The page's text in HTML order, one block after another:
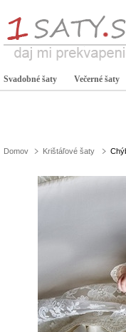
Svadobné šaty Večerné šaty
Domov Krištáľové šaty